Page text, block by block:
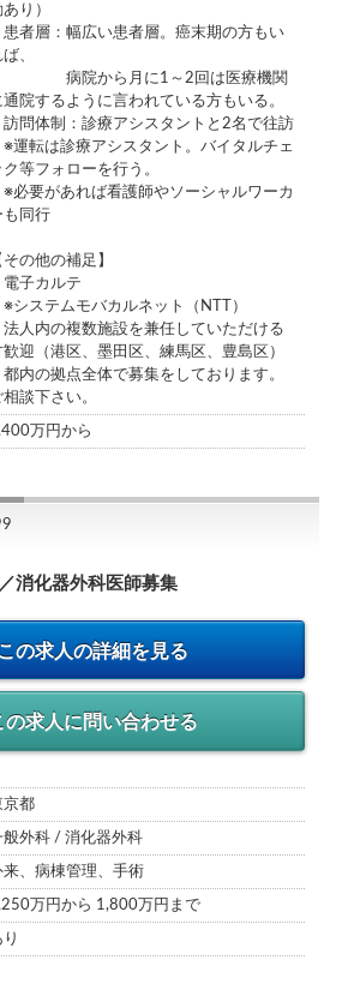
り）
患者層：幅広い患者層。癌末期の方もい
、
院から月に1～2回は医療機関
通院するように言われている方もいる。
訪問体制：診療アシスタントと2名で往訪
運転は診療アシスタント。バイタルチェ
ク等フォローを行う。
必要があれば看護師やソーシャルワーカ
も同行
その他の補足】
電子カルテ
システムモバカルネット（NTT）
法人内の複数施設を兼任していただける
歓迎（港区、墨田区、練馬区、豊島区）
都内の拠点全体で募集をしております。
相談下さい。
万円から
消化器外科医師募集
の求人の詳細を見る
の求人に問い合わせる
京都
般外科 / 消化器外科
来、病棟管理、手術
万円から 1,800万円まで
り